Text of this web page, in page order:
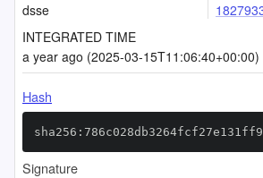
dsse
INTEGRATED TIME
a year ago (2025-03-15T11:06:40+00:00)
Hash
Signature